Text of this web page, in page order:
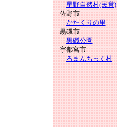
星野自然村(民営)
佐野市
かたくりの里
黒磯市
黒磯公園
宇都宮市
ろまんちっく村